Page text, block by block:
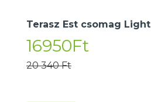
Terasz Est csomag Light
16950Ft
20 340 Ft